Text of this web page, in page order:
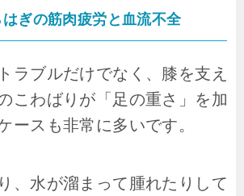
ぎの筋肉疲労と血流不全
ラブルだけでなく、膝を支え
こわばりが「足の重さ」を加
ースも非常に多いです。
、水が溜まって腫れたりして